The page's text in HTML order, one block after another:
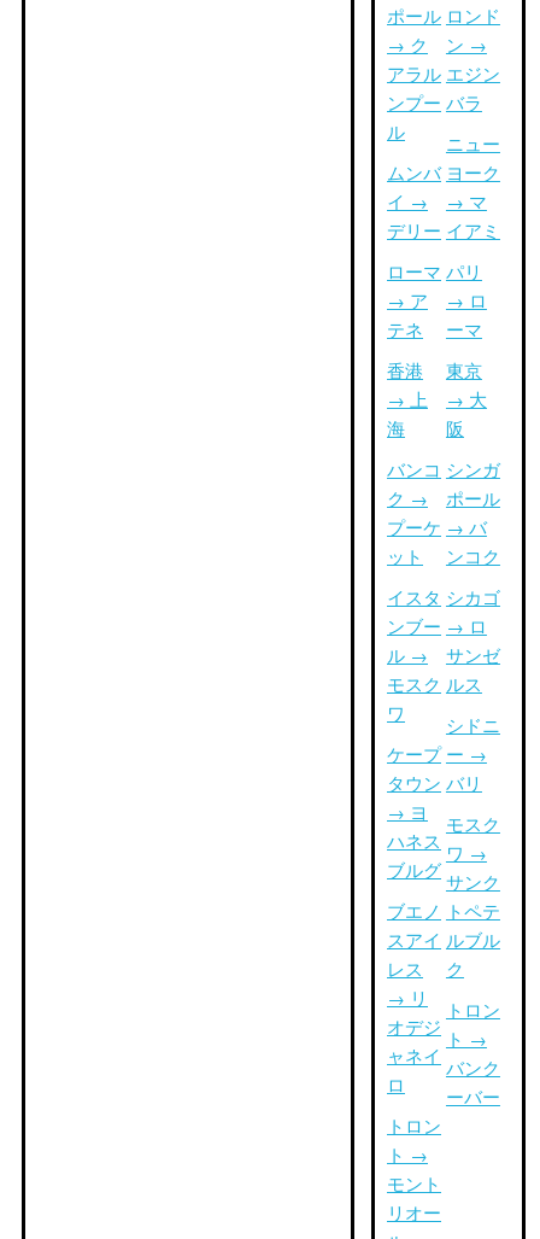
ポール
→ ク
アラル
ンプー
ル
ムンバ
イ →
デリー
ローマ
→ ア
テネ
香港
→ 上
海
バンコ
ク →
プーケ
ット
イスタ
ンブー
ル →
モスク
ワ
ケープ
タウン
→ ヨ
ハネス
ブルグ
ブエノ
スアイ
レス
→ リ
オデジ
ャネイ
ロ
トロン
ト →
モント
リオー
ロンド
ン →
エジン
バラ
ニュー
ヨーク
→ マ
イアミ
パリ
→ ロ
ーマ
東京
→ 大
阪
シンガ
ポール
→ バ
ンコク
シカゴ
→ ロ
サンゼ
ルス
シドニ
ー →
バリ
モスク
ワ →
サンク
トペテ
ルブル
ク
トロン
ト →
バンク
ーバー